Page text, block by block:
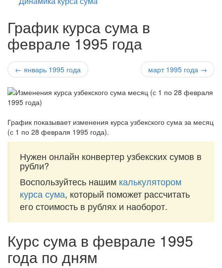
График курса сума в
феврале 1995 года
← январь 1995 года март 1995 года →
График показывает изменения курса узбекского сума за месяц
(с 1 по 28 февраля 1995 года).
Нужен онлайн конвертер узбекских сумов в
рубли?
Воспользуйтесь нашим калькулятором
курса сума, который поможет рассчитать
его стоимость в рублях и наоборот.
Курс сума в феврале 1995
года по дням